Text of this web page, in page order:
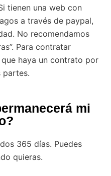
tienen una web con
a través de paypal,
No recomendamos
Para contratar
haya un contrato por
partes.
mi
365 días. Puedes
quieras.